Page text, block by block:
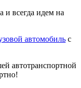
и всегда идем на
автомобиль с
автотранспортной